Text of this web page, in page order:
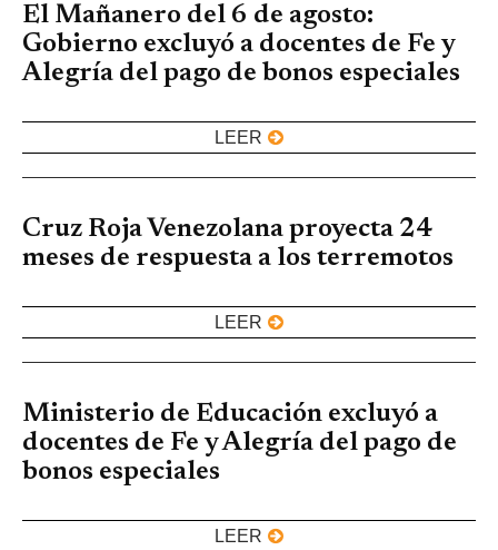
El Mañanero del 6 de agosto:
Gobierno excluyó a docentes de Fe y
Alegría del pago de bonos especiales
LEER
Cruz Roja Venezolana proyecta 24
meses de respuesta a los terremotos
LEER
Ministerio de Educación excluyó a
docentes de Fe y Alegría del pago de
bonos especiales
LEER